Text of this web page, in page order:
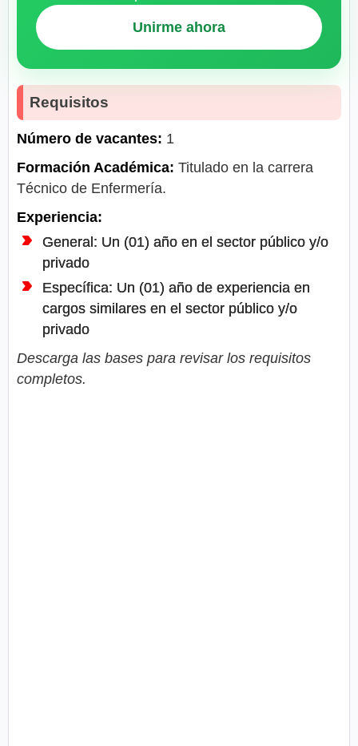
Unirme ahora
Requisitos
Número de vacantes: 1
Formación Académica: Titulado en la carrera
Técnico de Enfermería.
Experiencia:
General: Un (01) año en el sector público y/o
privado
Específica: Un (01) año de experiencia en
cargos similares en el sector público y/o
privado
Descarga las bases para revisar los requisitos
completos.